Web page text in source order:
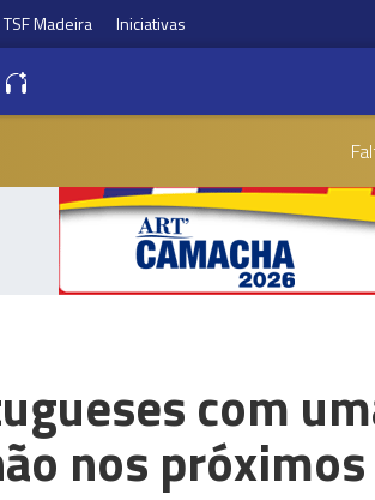
TSF Madeira Iniciativas
com
nos